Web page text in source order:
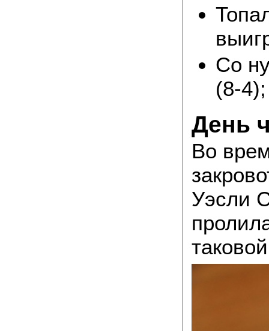
Со
(8-4);
День
Во
Уэсли